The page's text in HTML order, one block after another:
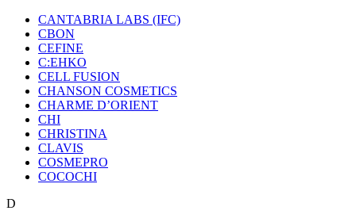
CANTABRIA LABS (IFC)
CBON
CEFINE
C:EHKO
CELL FUSION
CHANSON COSMETICS
CHARME D’ORIENT
CHI
CHRISTINA
CLAVIS
COSMEPRO
COCOCHI
D